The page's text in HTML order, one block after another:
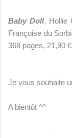
Baby Doll, Hollie
Françoise du
368 pages, 21,90
Je vous souhaite
A bientôt ^^